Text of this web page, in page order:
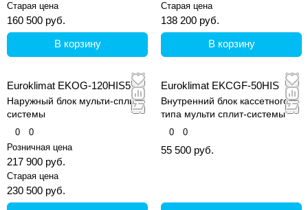
Старая цена
160 500 руб.
В корзину
Старая цена
138 200 руб.
В корзину
Euroklimat EKOG-120HIS5
Наружный блок мульти-сплит
системы
0
0
Розничная цена
217 900 руб.
Старая цена
230 500 руб.
Euroklimat EKCGF-50HIS
Внутренний блок кассетного
типа мульти сплит-системы
0 0
55 500 руб.